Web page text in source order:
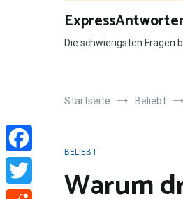
Die schwierigsten Fragen
Startseite Beliebt
BELIEBT
Warum
Facebook